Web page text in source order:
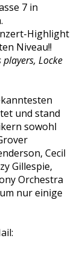
7 in
Highlight
Niveau!!
Locke
und stand
sowohl
Cecil
Gillespie,
Orchestra
nur einige